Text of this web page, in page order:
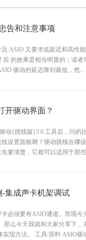
告和注意事项
ASIO 又要求低延迟和高性
的效果是相当明显的；读者
驱动的延迟降到最低，然...
开驱动界面？
动{跳线版}3.0 工具后，问的
设置面板啊？驱动跳线在哪
要清楚，它都可以适用于那
集成声卡机架调试
必须要有ASIO通道。而现今
那么今天我就和大家分享下，
现方法。 工具/原料 ASIO驱